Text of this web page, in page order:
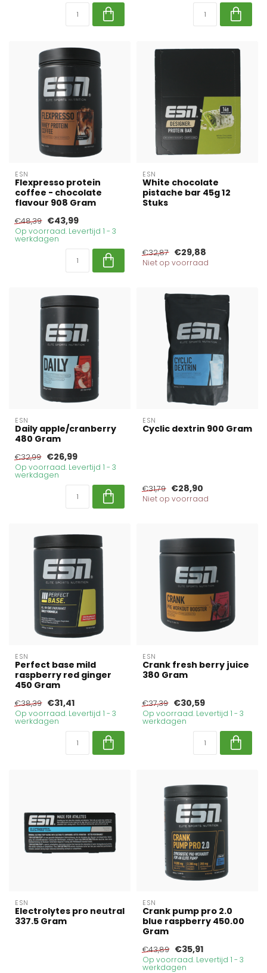
ESN
Flexpresso protein
coffee - chocolate
flavour 908 Gram
€48,39 €43,99
Op voorraad. Levertijd 1 - 3
werkdagen
ESN
White chocolate
pistache bar 45g 12
Stuks
€32,87 €29,88
Niet op voorraad
ESN
Daily apple/cranberry
480 Gram
€32,99 €26,99
Op voorraad. Levertijd 1 - 3
werkdagen
ESN
Cyclic dextrin 900 Gram
€31,79 €28,90
Niet op voorraad
ESN
Perfect base mild
raspberry red ginger
450 Gram
€38,39 €31,41
Op voorraad. Levertijd 1 - 3
werkdagen
ESN
Crank fresh berry juice
380 Gram
€37,39 €30,59
Op voorraad. Levertijd 1 - 3
werkdagen
ESN
Electrolytes pro neutral
337.5 Gram
ESN
Crank pump pro 2.0
blue raspberry 450.00
Gram
€43,89 €35,91
Op voorraad. Levertijd 1 - 3
werkdagen